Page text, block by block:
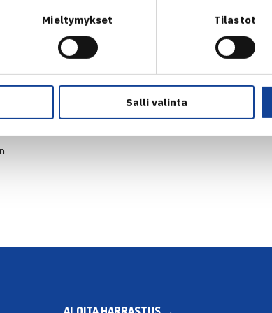
Mieltymykset Tilastot
Salli valinta